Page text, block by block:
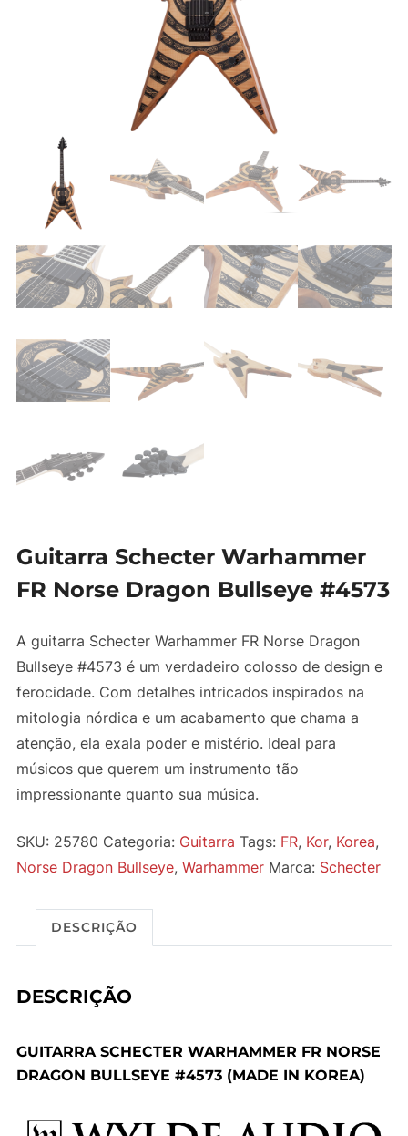
Guitarra Schecter Warhammer
FR Norse Dragon Bullseye #4573
A guitarra Schecter Warhammer FR Norse Dragon
Bullseye #4573 é um verdadeiro colosso de design e
ferocidade. Com detalhes intricados inspirados na
mitologia nórdica e um acabamento que chama a
atenção, ela exala poder e mistério. Ideal para
músicos que querem um instrumento tão
impressionante quanto sua música.
SKU: 25780 Categoria: Guitarra Tags: FR, Kor, Korea,
Norse Dragon Bullseye, Warhammer Marca: Schecter
DESCRIÇÃO
DESCRIÇÃO
GUITARRA SCHECTER WARHAMMER FR NORSE
DRAGON BULLSEYE #4573 (MADE IN KOREA)